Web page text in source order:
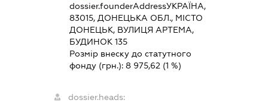
dossier.founderAddressУКРАЇНА,
83015, ДОНЕЦЬКА ОБЛ., МІСТО
ДОНЕЦЬК, ВУЛИЦЯ АРТЕМА,
БУДИНОК 135
Розмір внеску до статутного
фонду (грн.): 8 975,62(1 %)
dossier.heads: